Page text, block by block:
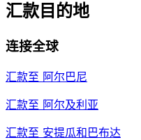
汇款目的地
连接全球
汇款至 阿尔巴尼
汇款至 阿尔及利亚
汇款至 安提瓜和巴布达